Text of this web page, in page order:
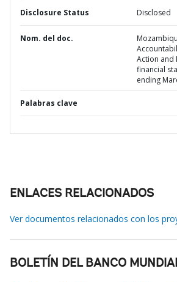
Disclosure Status Disclosed
Nom. del doc.
Action and
financial
ending
Palabras clave
ENLACES RELACIONADOS
Ver documentos relacionados con los
BOLETÍN DEL BANCO